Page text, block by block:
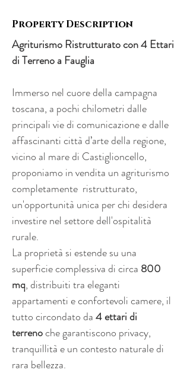
Property Description
Agriturismo Ristrutturato con 4 Ettari
di Terreno a Fauglia
Immerso nel cuore della campagna
toscana, a pochi chilometri dalle
principali vie di comunicazione e dalle
affascinanti città d’arte della regione,
vicino al mare di Castiglioncello,
proponiamo in vendita un agriturismo
completamente  ristrutturato,
un'opportunità unica per chi desidera
investire nel settore dell'ospitalità
rurale.
La proprietà si estende su una
superficie complessiva di circa 800
mq, distribuiti tra eleganti
appartamenti e confortevoli camere, il
tutto circondato da 4 ettari di
terreno che garantiscono privacy,
tranquillità e un contesto naturale di
rara bellezza.